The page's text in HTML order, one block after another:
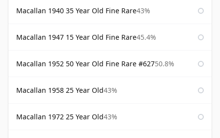
Macallan 1940 35 Year Old Fine Rare43%
Macallan 1947 15 Year Old Fine Rare45.4%
Macallan 1952 50 Year Old Fine Rare #62750.8%
Macallan 1958 25 Year Old43%
Macallan 1972 25 Year Old43%